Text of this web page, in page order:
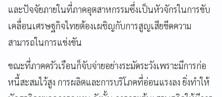
และปัจจัยภายในที่ภาคอุตสาหกรรมซึ่งเป็นหัวจักรในการขับ
เคลื่อนเศรษฐกิจไทยต้องเผชิญกับการสูญเสียขีดความ
สามารถในการแข่งขัน
ขณะที่ภาคครัวเรือนก็จับจ่ายอย่างระมัดระวังเพราะมีการก่อ
หนี้สะสมไว้สูง การผลิตและการบริโภคที่อ่อนแรงลง ยิ่งทำให้